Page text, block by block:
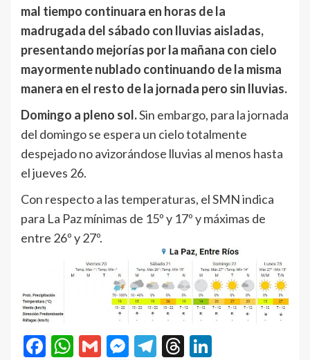
mal tiempo continuara en horas de la
madrugada del sábado con lluvias aisladas,
presentando mejorías por la mañana con cielo
mayormente nublado continuando de la misma
manera en el resto de la jornada pero sin lluvias.
Domingo a pleno sol.Sin embargo, para la jornada
del domingo se espera un cielo totalmente
despejado no avizorándose lluvias al menos hasta
el jueves 26.
Con respecto a las temperaturas, el SMN indica
para La Paz mínimas de 15º y 17º y máximas de
entre 26º y 27º.
Facebook
WhatsApp
GmailMessenger
Telegram
Threads